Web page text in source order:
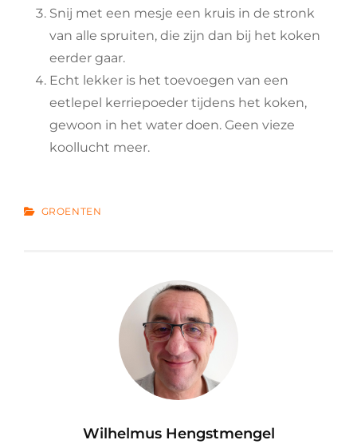
Snij met een mesje een kruis in de stronk
van alle spruiten, die zijn dan bij het koken
eerder gaar.
Echt lekker is het toevoegen van een
eetlepel kerriepoeder tijdens het koken,
gewoon in het water doen. Geen vieze
koollucht meer.
CATEGORIES
GROENTEN
Author:
Wilhelmus Hengstmengel